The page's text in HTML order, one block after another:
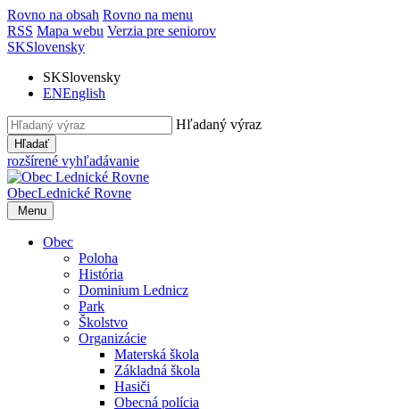
Rovno na obsah Rovno na menu
RSS Mapa webu Verzia pre seniorov
SKSlovensky
SKSlovensky
ENEnglish
Hľadaný výraz
Hľadať
rozšírené vyhľadávanie
ObecLednické Rovne
Menu
Obec
Poloha
História
Dominium Lednicz
Park
Školstvo
Organizácie
Materská škola
Základná škola
Hasiči
Obecná polícia